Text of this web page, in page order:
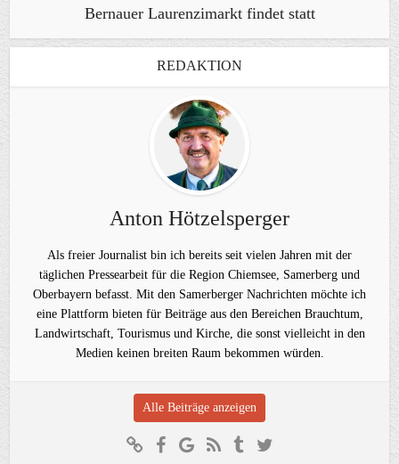
Bernauer Laurenzimarkt findet statt
REDAKTION
Anton Hötzelsperger
Als freier Journalist bin ich bereits seit vielen Jahren mit der
täglichen Pressearbeit für die Region Chiemsee, Samerberg und
Oberbayern befasst. Mit den Samerberger Nachrichten möchte ich
eine Plattform bieten für Beiträge aus den Bereichen Brauchtum,
Landwirtschaft, Tourismus und Kirche, die sonst vielleicht in den
Medien keinen breiten Raum bekommen würden.
Alle Beiträge anzeigen